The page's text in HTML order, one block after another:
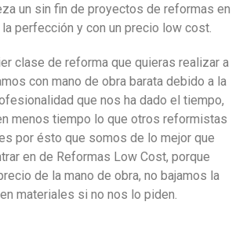
un sin fin de proyectos de reformas en
perfección y con un precio low cost.
clase de reforma que quieras realizar a
con mano de obra barata debido a la
que nos ha dado el tiempo,
menos tiempo lo que otros reformistas
por ésto que somos de lo mejor que
en de Reformas Low Cost, porque
de la mano de obra, no bajamos la
materiales si no nos lo piden.